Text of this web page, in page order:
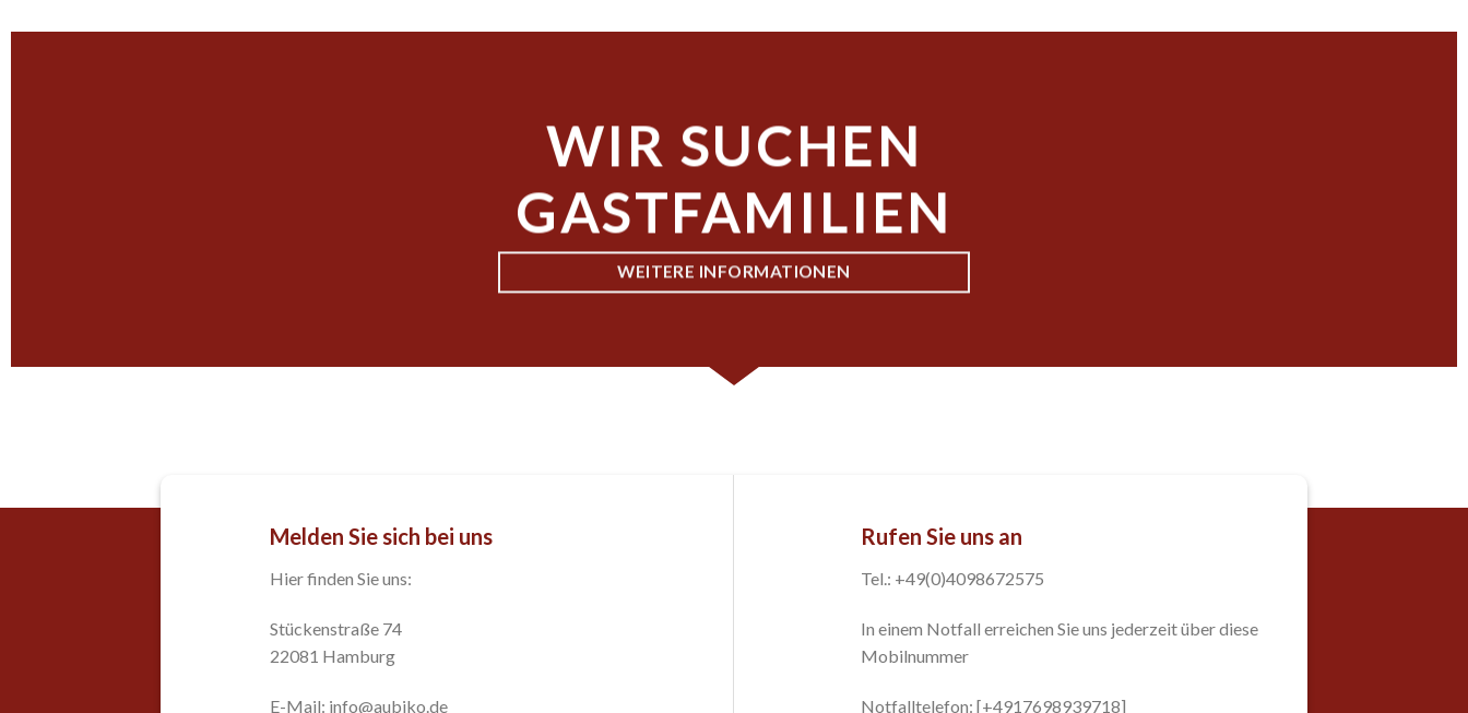
WIR SUCHEN
GASTFAMILIEN
WEITERE INFORMATIONEN
Melden Sie sich bei uns
Hier finden Sie uns:
Stückenstraße 74
22081 Hamburg
E-Mail: info@aubiko.de
Rufen Sie uns an
Tel.: +49(0)4098672575
In einem Notfall erreichen Sie uns jederzeit über diese
Mobilnummer
Notfalltelefon: [+4917698939718]